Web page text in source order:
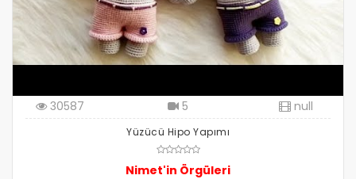
30587 5 null
Yüzücü Hipo Yapımı
Nimet'in Örgüleri